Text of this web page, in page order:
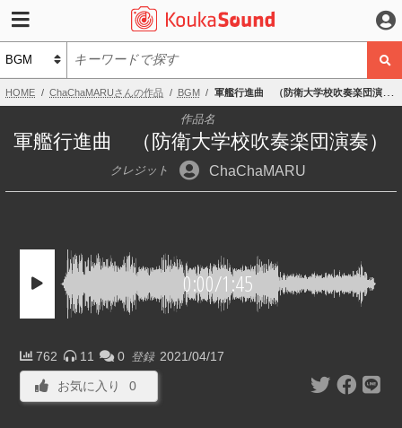
HOME ChaChaMARUさんの作品 BGM 軍艦行進曲 （防衛大学校吹奏楽団演奏）
作品名
軍艦行進曲 （防衛大学校吹奏楽団演奏）
クレジット ChaChaMARU
0:00/1:45
762 11 0 登録 2021/04/17
お気に入り 0